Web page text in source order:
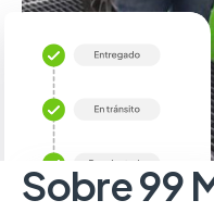
Sobre 99